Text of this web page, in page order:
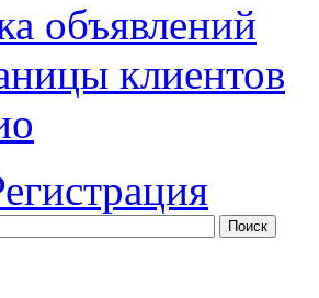
объявлений
клиентов
Поиск